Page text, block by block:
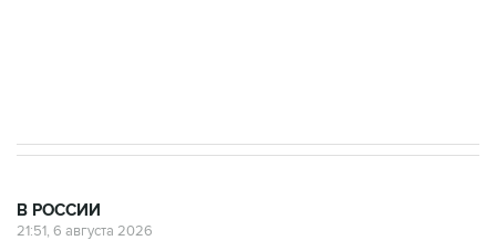
В РОССИИ
21:51, 6 августа 2026